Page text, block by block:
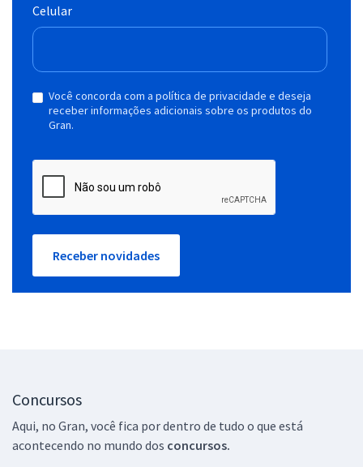
Celular
Você concorda com a política de privacidade e deseja
receber informações adicionais sobre os produtos do
Gran.
Receber novidades
Concursos
Aqui, no Gran, você fica por dentro de tudo o que está
acontecendo no mundo dos concursos.